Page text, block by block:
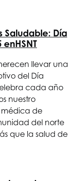
Saludable: Día
enHSNT
llevar una
del Día
cada año
nuestro
de
del norte
que la salud de